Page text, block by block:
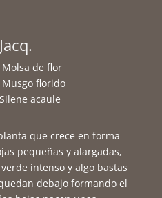
de flor
florido
acaule
que crece en forma
pequeñas y alargadas,
intenso y algo bastas
debajo formando el